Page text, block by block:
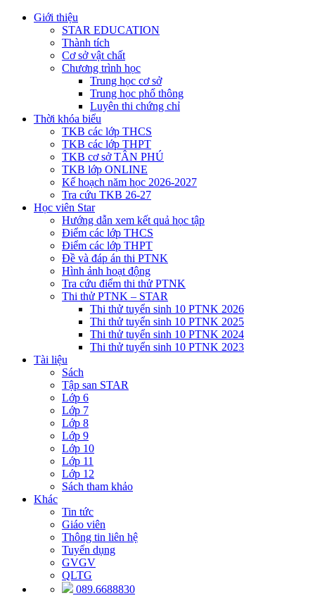
Giới thiệu
STAR EDUCATION
Thành tích
Cơ sở vật chất
Chương trình học
Trung học cơ sở
Trung học phổ thông
Luyên thi chứng chỉ
Thời khóa biểu
TKB các lớp THCS
TKB các lớp THPT
TKB cơ sở TÂN PHÚ
TKB lớp ONLINE
Kế hoạch năm học 2026-2027
Tra cứu TKB 26-27
Học viên Star
Hướng dẫn xem kết quả học tập
Điểm các lớp THCS
Điểm các lớp THPT
Đề và đáp án thi PTNK
Hình ảnh hoạt động
Tra cứu điểm thi thử PTNK
Thi thử PTNK – STAR
Thi thử tuyển sinh 10 PTNK 2026
Thi thử tuyển sinh 10 PTNK 2025
Thi thử tuyển sinh 10 PTNK 2024
Thi thử tuyển sinh 10 PTNK 2023
Tài liệu
Sách
Tập san STAR
Lớp 6
Lớp 7
Lớp 8
Lớp 9
Lớp 10
Lớp 11
Lớp 12
Sách tham khảo
Khác
Tin tức
Giáo viên
Thông tin liên hệ
Tuyển dụng
GVGV
QLTG
089.6688830